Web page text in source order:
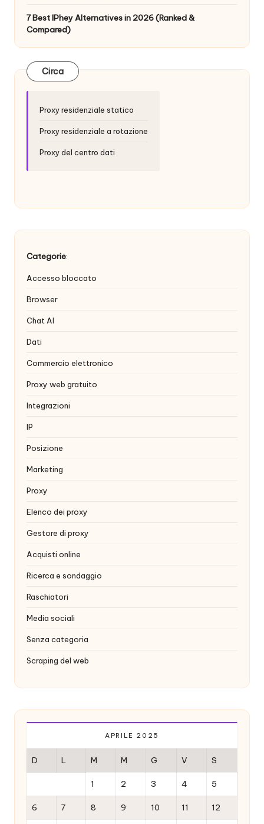
ui
t
e
P
7 Best IPhey Alternatives in 2026 (Ranked &
Compared)
Circa
Proxy residenziale statico
Proxy residenziale a rotazione
Proxy del centro dati
Categorie:
Accesso bloccato
Browser
Chat AI
Dati
Commercio elettronico
Proxy web gratuito
Integrazioni
IP
Posizione
Marketing
Proxy
Elenco dei proxy
Gestore di proxy
Acquisti online
Ricerca e sondaggio
Raschiatori
Media sociali
Senza categoria
Scraping del web
APRILE 2025
D L M M G V S
1 2 3 4 5
6 7 8 9 10 11 12